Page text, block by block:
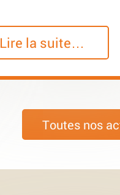
Lire la suite…
Toutes nos